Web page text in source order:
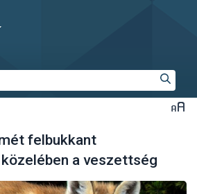
felbukkant
a veszettség